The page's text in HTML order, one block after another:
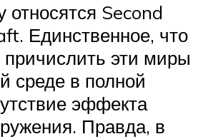
относятся Second
Единственное, что
причислить эти миры
среде в полной
эффекта
Правда, в